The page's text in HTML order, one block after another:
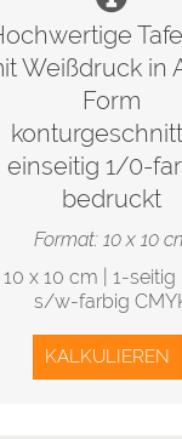
Weißdruck in
Form
einseitig 1/0-
bedruckt
Format: 10 x 10
10 x 10 cm | 1-seitig
s/w-farbig
KALKULIEREN